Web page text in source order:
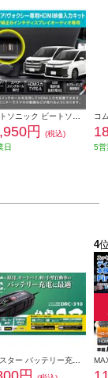
円
(税込)
日
5営
4